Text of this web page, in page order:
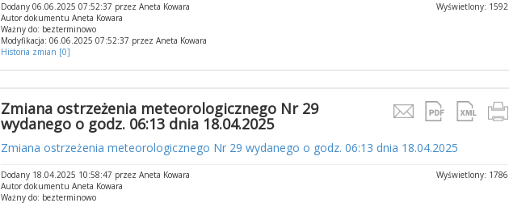
Wyświetlony: 1592
Dodany 06.06.2025 07:52:37 przez Aneta Kowara
Autor dokumentu Aneta Kowara
Ważny do: bezterminowo
Modyfikacja: 06.06.2025 07:52:37 przez Aneta Kowara
Historia zmian [0]
Zmiana ostrzeżenia meteorologicznego Nr 29
wydanego o godz. 06:13 dnia 18.04.2025
Zmiana ostrzeżenia meteorologicznego Nr 29 wydanego o godz. 06:13 dnia 18.04.2025
Wyświetlony: 1786
Dodany 18.04.2025 10:58:47 przez Aneta Kowara
Autor dokumentu Aneta Kowara
Ważny do: bezterminowo